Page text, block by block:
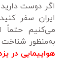
اگر دوست
ایران سفر
می‌کنیم حتماً
به‌منظور
هواپیمایی در